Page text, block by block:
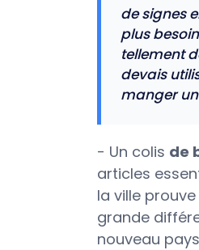
de signes
plus
tellement
devais
manger
- Un colis de
articles
la ville
grande
nouveau